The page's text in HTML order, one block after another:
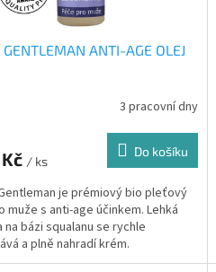
ANTI-AGE OLEJ
3 pracovní dny
/ ks
Do košíku
je prémiový bio pleťový
muže s anti-age účinkem. Lehká
na bázi squalanu se rychle
a plně nahradí krém.
látka LIFE...